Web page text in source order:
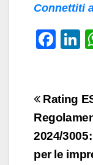
Connettiti
F
e
b
o
o
e
n
Rating
2024/
per le